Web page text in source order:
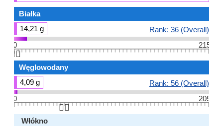
Białka
14,21 g
Rank: 36 (Overall)
0
215
👆🏻
Węglowodany
4,09 g
Rank: 56 (Overall)
0
205
👆🏻
Włókno